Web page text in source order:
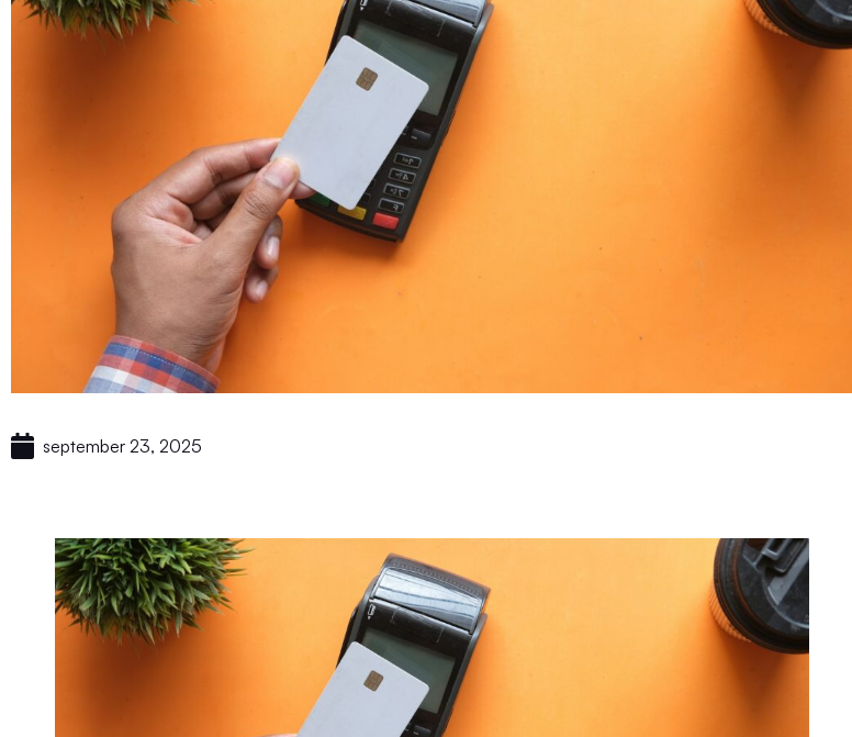
september 23, 2025